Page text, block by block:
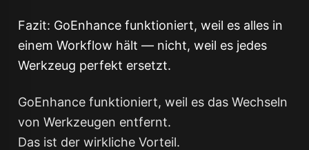
Fazit: GoEnhance funktioniert, weil es alles in
einem Workflow hält — nicht, weil es jedes
Werkzeug perfekt ersetzt.
GoEnhance funktioniert, weil es das Wechseln
von Werkzeugen entfernt.
Das ist der wirkliche Vorteil.